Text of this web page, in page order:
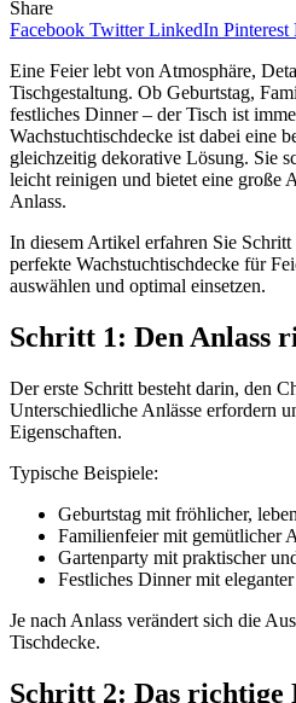
Share
Facebook Twitter LinkedIn Pinterest
Eine Feier lebt von Atmosphäre,
Tischgestaltung. Ob Geburtstag,
festliches Dinner – der Tisch ist
Wachstuchtischdecke ist dabei eine
gleichzeitig dekorative Lösung. Sie
leicht reinigen und bietet eine große
Anlass.
In diesem Artikel erfahren Sie
perfekte Wachstuchtischdecke für
auswählen und optimal einsetzen.
Schritt 1: Den Anlass
Der erste Schritt besteht darin, den
Unterschiedliche Anlässe erfordern
Eigenschaften.
Typische Beispiele:
Geburtstag mit fröhlicher,
Familienfeier mit gemütlicher
Gartenparty mit praktischer
Festliches Dinner mit
Je nach Anlass verändert sich die
Tischdecke.
Schritt 2: Das richtige